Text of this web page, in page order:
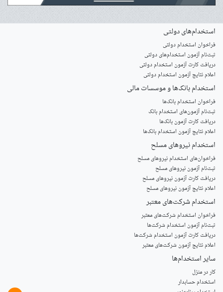
استخدام‌های دولتی
فراخوان استخدام دولتی
ثبت‌نام آزمون‌ استخدام‌های دولتی
دریافت کارت آزمون استخدام دولتی
اعلام نتایج آزمون استخدام دولتی
استخدام‌ بانک‌ها و موسسات مالی
فراخوان استخدام بانک‌ها
‌ثبت‌نام آزمون‌های استخدام بانک
دریافت کارت آزمون بانک‌ها
اعلام نتایج آزمون استخدام بانک‌ها
استخدام‌ نیروهای مسلح
‌فراخوان‌های استخدام‌ نیروهای مسلح
ثبت‌نام آزمون نیروهای مسلح
دریافت کارت آزمون نیروهای مسلح
اعلام نتایج آزمون نیروهای مسلح
استخدام‌ شرکت‌های معتبر
فراخوان استخدام شرکت‌های معتبر
ثبت‌نام آزمون استخدام شرکت‌ها
دریافت کارت آزمون استخدام شرکت‌ها
اعلام نتایج آزمون شرکت‌های معتبر
سایر استخدام‌ها
کار در منزل
استخدام حسابدار